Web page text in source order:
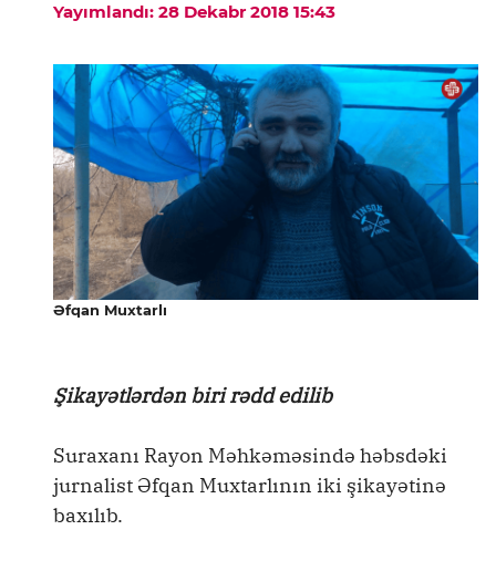
Yayımlandı: 28 Dekabr 2018 15:43
Əfqan Muxtarlı
Şikayətlərdən biri rədd edilib
Suraxanı Rayon Məhkəməsində həbsdəki
jurnalist Əfqan Muxtarlının iki şikayətinə
baxılıb.